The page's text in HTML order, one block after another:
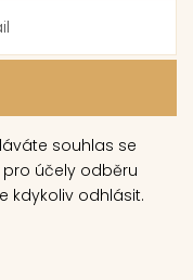
souhlas se
účely odběru
kdykoliv odhlásit.